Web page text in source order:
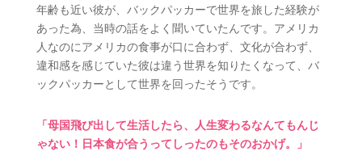
年齢も近い彼が、バックパッカーで世界を旅した経験が
あった為、当時の話をよく聞いていたんです。アメリカ
人なのにアメリカの食事が口に合わず、文化が合わず、
違和感を感じていた彼は違う世界を知りたくなって、バ
ックパッカーとして世界を回ったそうです。
「母国飛び出して生活したら、人生変わるなんてもんじ
ゃない！日本食が合うってしったのもそのおかげ。」